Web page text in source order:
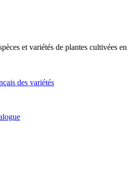
et variétés de plantes cultivées en
des variétés